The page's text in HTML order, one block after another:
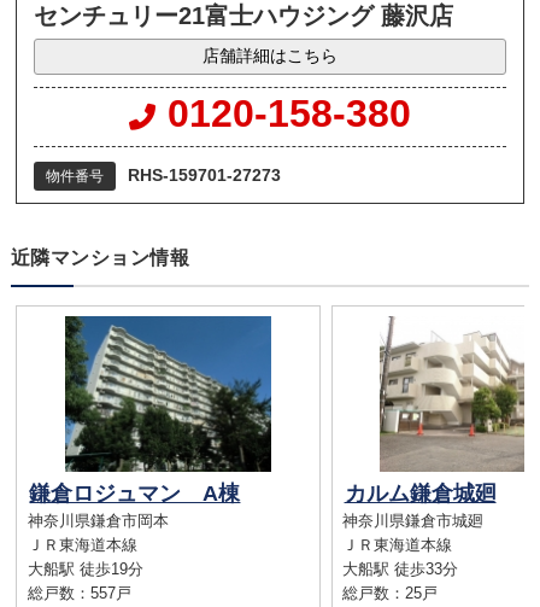
センチュリー21富士ハウジング 藤沢店
店舗詳細はこちら
0120-158-380
物件番号 RHS-159701-27273
近隣マンション情報
鎌倉ロジュマン A棟
神奈川県鎌倉市岡本
ＪＲ東海道本線
大船駅 徒歩19分
総戸数：557戸
カルム鎌倉城廻
神奈川県鎌倉市城廻
ＪＲ東海道本線
大船駅 徒歩33分
総戸数：25戸